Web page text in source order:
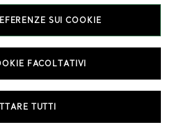
SUI COOKIE
FACOLTATIVI
TUTTI